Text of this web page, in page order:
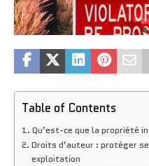
Table of Contents
Qu’est-ce que la propriété
Droits d’auteur : protéger
exploitation